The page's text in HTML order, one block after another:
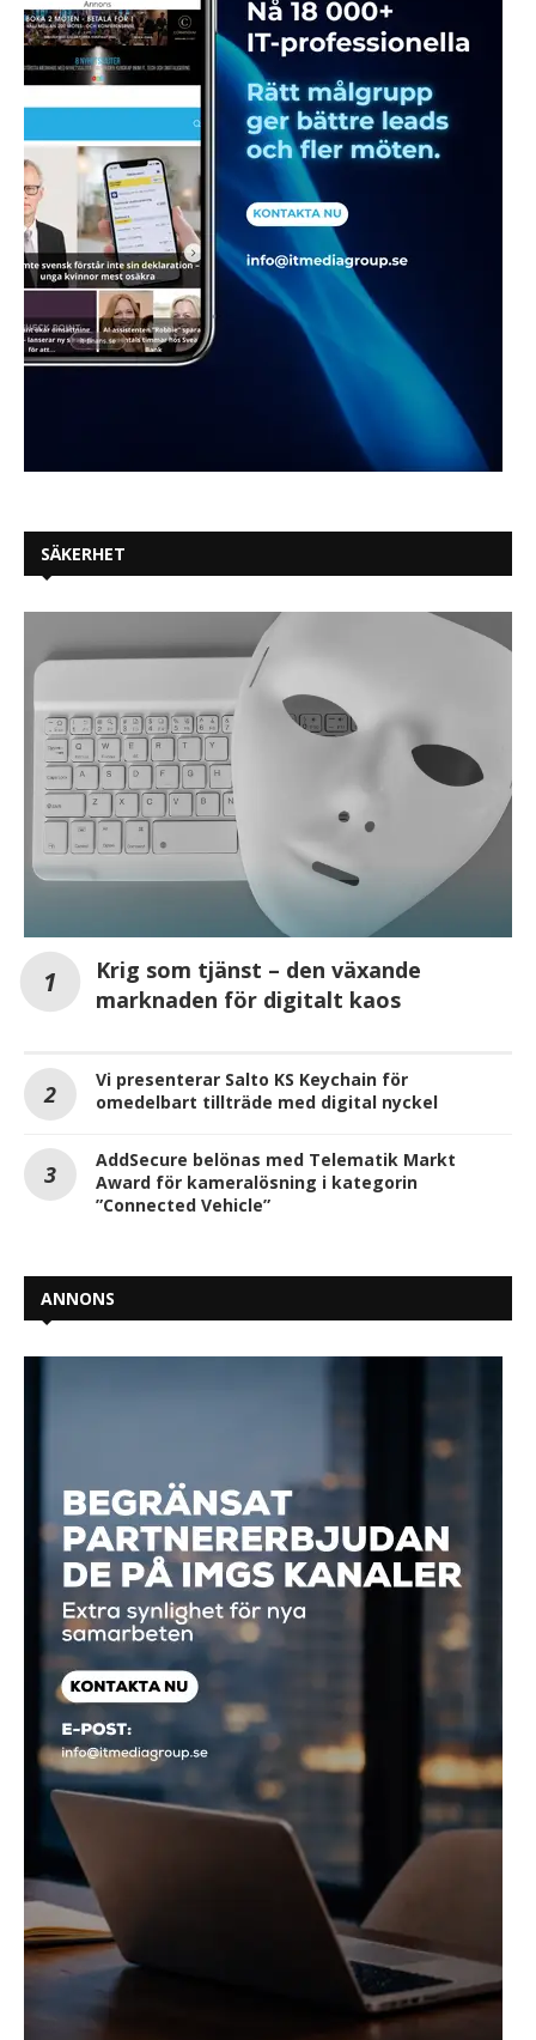
SÄKERHET
Krig som tjänst – den växande
marknaden för digitalt kaos
Vi presenterar Salto KS Keychain för
omedelbart tillträde med digital nyckel
AddSecure belönas med Telematik Markt
Award för kameralösning i kategorin
”Connected Vehicle”
ANNONS